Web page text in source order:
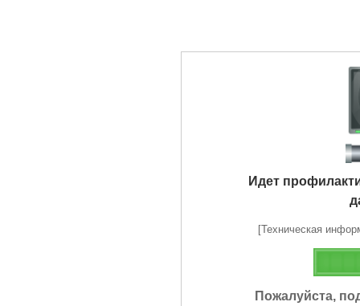
Идет
[Техническая
Пожалуйста,